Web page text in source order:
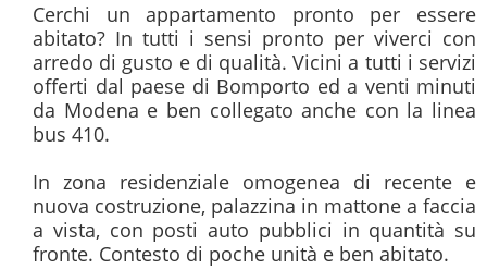
Cerchi un appartamento pronto per essere
abitato? In tutti i sensi pronto per viverci con
arredo di gusto e di qualità. Vicini a tutti i servizi
offerti dal paese di Bomporto ed a venti minuti
da Modena e ben collegato anche con la linea
bus 410.
In zona residenziale omogenea di recente e
nuova costruzione, palazzina in mattone a faccia
a vista, con posti auto pubblici in quantità su
fronte. Contesto di poche unità e ben abitato.